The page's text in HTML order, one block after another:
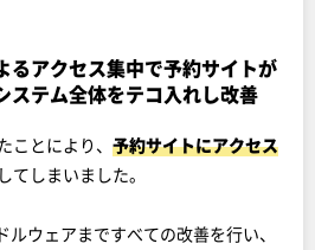
るアクセス集中で予約サイトが
ステム全体をテコ入れし改善
とにより、 予約サイトにアクセス
てしまいました。
ウェアまですべての改善を行い、